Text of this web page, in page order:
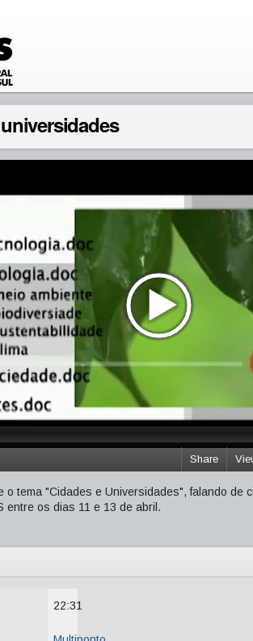
Share
o tema "Cidades e Universidades", falando
entre os dias 11 e 13 de abril.
22:31